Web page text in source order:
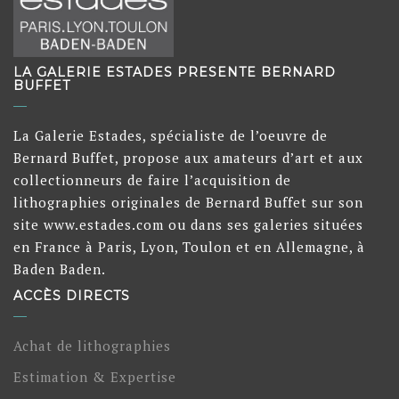
LA GALERIE ESTADES PRESENTE BERNARD
BUFFET
La Galerie Estades, spécialiste de l’oeuvre de
Bernard Buffet, propose aux amateurs d’art et aux
collectionneurs de faire l’acquisition de
lithographies originales de Bernard Buffet sur son
site www.estades.com ou dans ses galeries situées
en France à Paris, Lyon, Toulon et en Allemagne, à
Baden Baden.
ACCÈS DIRECTS
Achat de lithographies
Estimation & Expertise